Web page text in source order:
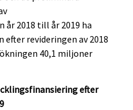
2018 till år 2019 ha
revideringen av 2018
40,1 miljoner
efter